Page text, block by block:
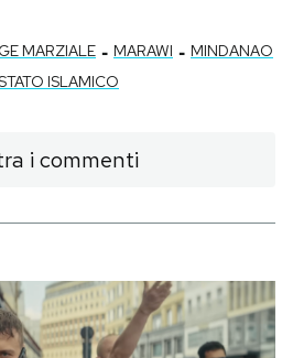
MARZIALE - MARAWI - MINDANAO
ISLAMICO
i commenti